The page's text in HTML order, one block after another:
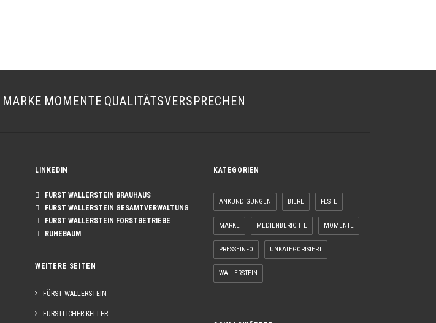
MARKE MOMENTE QUALITÄTSVERSPRECHEN
LINKEDIN
FÜRST WALLERSTEIN BRAUHAUS
FÜRST WALLERSTEIN GESAMTVERWALTUNG
FÜRST WALLERSTEIN FORSTBETRIEBE
RUHEBAUM
WEITERE SEITEN
FÜRST WALLERSTEIN
FÜRSTLICHER KELLER
KATEGORIEN
ANKÜNDIGUNGEN BIERE FESTE
MARKE MEDIENBERICHTE MOMENTE
PRESSEINFO UNKATEGORISIERT
WALLERSTEIN